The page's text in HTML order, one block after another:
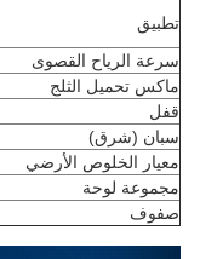
تطبيق
سرعة الرياح القصوى
ماكس تحميل الثلج
قفل
سبان (شرق)
معيار الخلوص الأرضي
مجموعة لوحة
صفوف